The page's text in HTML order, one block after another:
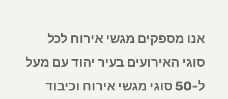
אנו מספקים מגשי אירוח לכל
סוגי האירועים בעיר יהוד עם מעל
ל-50 סוגי מגשי אירוח וכיבוד